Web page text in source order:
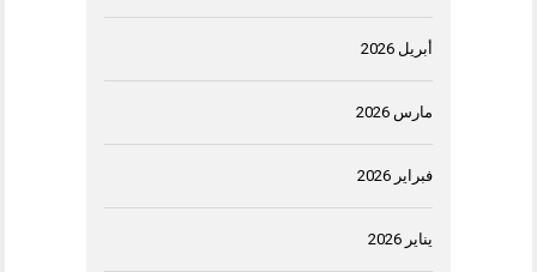
أبريل 2026
مارس 2026
فبراير 2026
يناير 2026